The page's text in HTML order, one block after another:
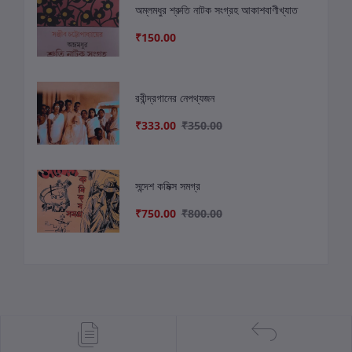
অম্লমধুর শ্রুতি নাটক সংগ্রহ আকাশবাণীখ্যাত
₹150.00
রবীন্দ্রগানের নেপথ্যজন
₹333.00 ₹350.00
সন্দেশ কমিক্স সমগ্র
₹750.00 ₹800.00